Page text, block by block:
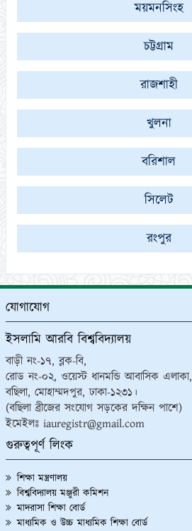
ময়মনসিংহ
চট্টগ্রাম
রাজশাহী
খুলনা
বরিশাল
সিলেট
রংপুর
যোগাযোগ
ইসলামি আরবি বিশ্ববিদ্যালয়
বাড়ী নং-১৭, ব্লক-বি,
রোড নং-০২, ওয়েস্ট ধানমন্ডি আবাসিক এলাকা,
বছিলা, মোহাম্মদপুর, ঢাকা-১২৩১।
(বছিলা ব্রীজের সংযোগ সড়কের দক্ষিন পাশে)
ইমেইলঃ iauregistr@gmail.com
গুরুত্বপূর্ণ লিংক
শিক্ষা মন্ত্রণালয়
বিশ্ববিদ্যালয় মঞ্জুরী কমিশন
মাদরাসা শিক্ষা বোর্ড
মাধ্যমিক ও উচ্চ মাধ্যমিক শিক্ষা বোর্ড